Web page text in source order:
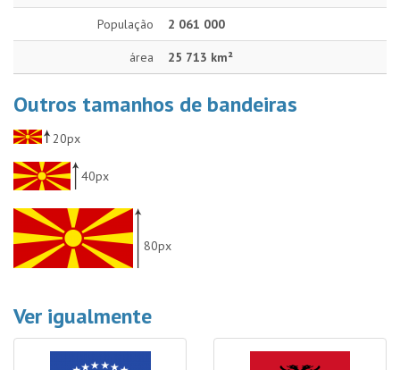
População 2 061 000
área 25 713 km²
Outros tamanhos de bandeiras
20px
40px
80px
Ver igualmente